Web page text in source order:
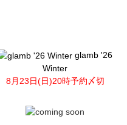
glamb '26
Winter
8月23日(日)20時予約〆切